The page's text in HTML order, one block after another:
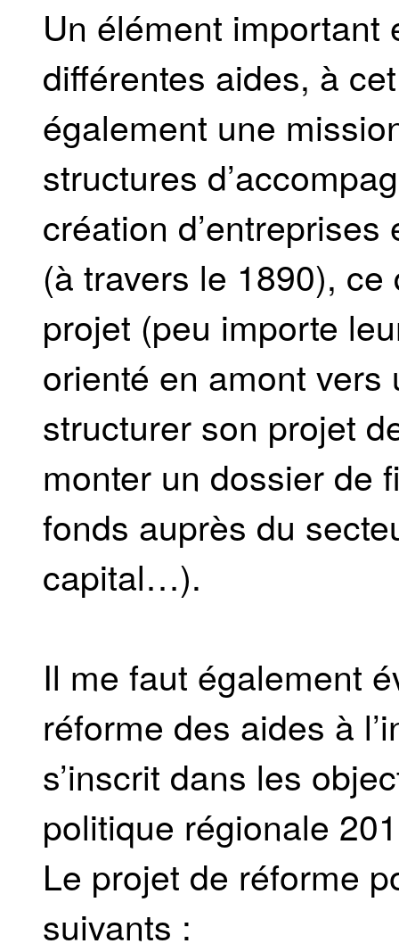
Un élément
différentes aides, à
également une
structures
création
(à travers le 1890),
projet (peu importe
orienté en amont vers
structurer son projet
monter un dossier de
fonds auprès du
capital…).
Il me faut également
réforme des aides à
s’inscrit dans les
politique régionale
Le projet de réforme
suivants :